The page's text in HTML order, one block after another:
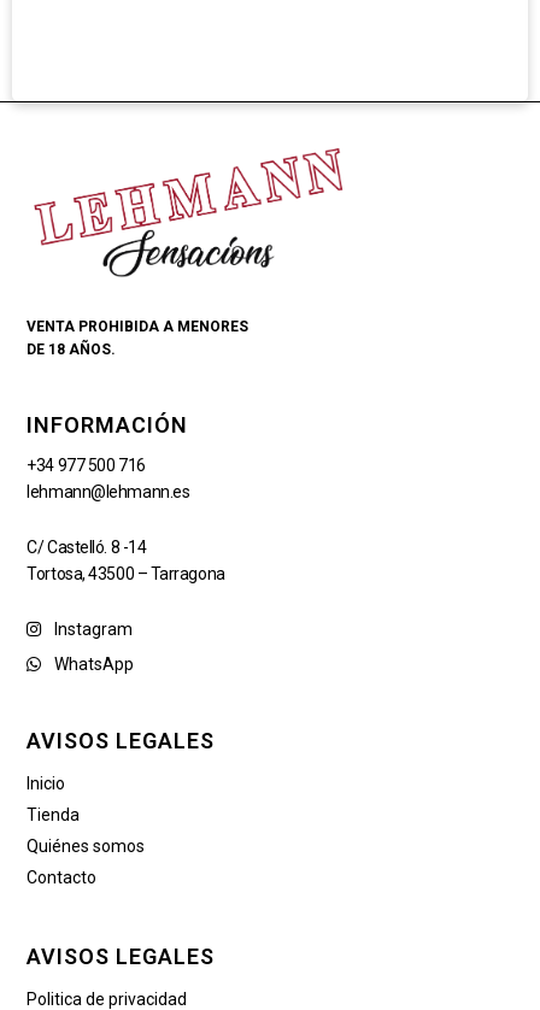
VENTA PROHIBIDA A MENORES
DE 18 AÑOS.
INFORMACIÓN
+34 977 500 716
lehmann@lehmann.es
C/ Castelló. 8 -14
Tortosa, 43500 – Tarragona
Instagram
WhatsApp
AVISOS LEGALES
Inicio
Tienda
Quiénes somos
Contacto
AVISOS LEGALES
Politica de privacidad